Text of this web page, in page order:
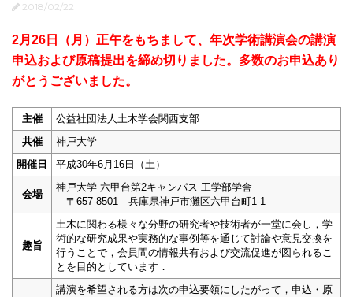
2018/02/22
2月26日（月）正午をもちまして、年次学術講演会の講演
申込および原稿提出を締め切りました。多数のお申込あり
がとうございました。
主催
公益社団法人土木学会関西支部
共催
神戸大学
開催日
平成30年6月16日（土）
会場
神戸大学 六甲台第2キャンパス 工学部学舎
〒657-8501 兵庫県神戸市灘区六甲台町1-1
趣旨
土木に関わる様々な分野の研究者や技術者が一堂に会し，学
術的な研究成果や実務的な事例等を通じて討論や意見交換を
行うことで，会員間の情報共有および交流促進が図られるこ
とを目的としています．
講演を希望される方は次の申込要領にしたがって，申込・原